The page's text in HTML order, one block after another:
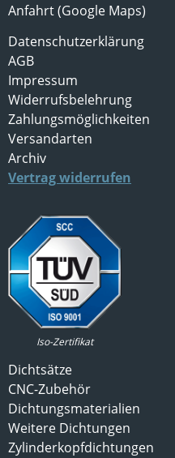
Anfahrt (Google Maps)
Datenschutzerklärung
AGB
Impressum
Widerrufsbelehrung
Zahlungsmöglichkeiten
Versandarten
Archiv
Vertrag widerrufen
Iso-Zertifikat
Dichtsätze
CNC-Zubehör
Dichtungsmaterialien
Weitere Dichtungen
Zylinderkopfdichtungen